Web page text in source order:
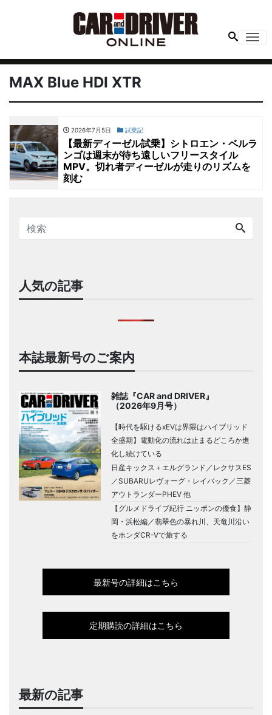
MAX Blue HDI XTR
2026年7月5日 試乗記
【最新ディーゼル試乗】シトロエン・ベルラ
ンゴは週末が待ち遠しいフリースタイル
MPV。切れ者ディーゼルが走りのリズムを
刻む
人気の記事
本誌最新号のご案内
雑誌『CAR and DRIVER』
（2026年9月号）
【時代を駆けるxEVは界隈はハイブリッド
全盛期】電動化の流れは止まるどころか進
化し続けている
日産キックス＋エルグランド／レクサスES
／SUBARUレヴォーグ・レイバック／三菱
アウトランダーPHEV 他
【グルメドライブ紀行 ニッポンの優食】静
岡・浜松編／翡翠色の暴れ川、天竜川沿い
をホンダCR-Vで旅する
最新号の詳細はこちら
定期購読の詳細はこちら
最新の記事